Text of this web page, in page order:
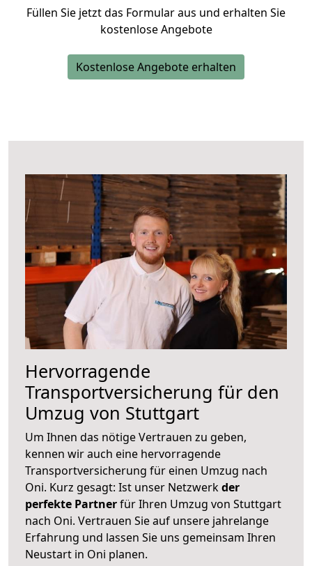
Füllen Sie jetzt das Formular aus und erhalten Sie
kostenlose Angebote
Kostenlose Angebote erhalten
Hervorragende
Transportversicherung für den
Umzug von Stuttgart
Um Ihnen das nötige Vertrauen zu geben,
kennen wir auch eine hervorragende
Transportversicherung für einen Umzug nach
Oni. Kurz gesagt: Ist unser Netzwerkder
perfekte Partnerfür Ihren Umzug von Stuttgart
nach Oni. Vertrauen Sie auf unsere jahrelange
Erfahrung und lassen Sie uns gemeinsam Ihren
Neustart in Oni planen.